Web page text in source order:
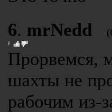
6. mrNedd
0
Прорвемся,
шахты не
рабочим из-